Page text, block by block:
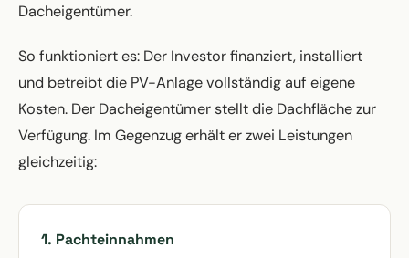
Dacheigentümer.
So funktioniert es: Der Investor finanziert, installiert
und betreibt die PV-Anlage vollständig auf eigene
Kosten. Der Dacheigentümer stellt die Dachfläche zur
Verfügung. Im Gegenzug erhält er zwei Leistungen
gleichzeitig:
1. Pachteinnahmen